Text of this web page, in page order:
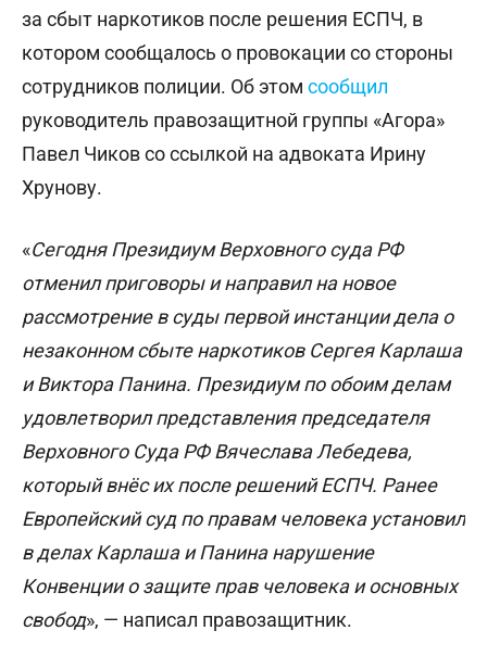
за сбыт наркотиков после решения ЕСПЧ, в
котором сообщалось о провокации со стороны
сотрудников полиции. Об этом сообщил
руководитель правозащитной группы «Агора»
Павел Чиков со ссылкой на адвоката Ирину
Хрунову.
«Сегодня Президиум Верховного суда РФ
отменил приговоры и направил на новое
рассмотрение в суды первой инстанции дела о
незаконном сбыте наркотиков Сергея Карлаша
и Виктора Панина. Президиум по обоим делам
удовлетворил представления председателя
Верховного Суда РФ Вячеслава Лебедева,
который внёс их после решений ЕСПЧ. Ранее
Европейский суд по правам человека установил
в делах Карлаша и Панина нарушение
Конвенции о защите прав человека и основных
свобод», — написал правозащитник.